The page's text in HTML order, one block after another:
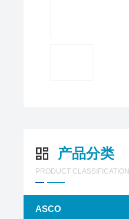
产品分类
PRODUCT CLASSIFICATION
ASCO